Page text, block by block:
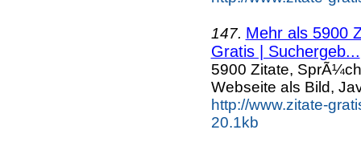
147. Mehr als 5900
Gratis | Suchergeb...
5900 Zitate,
Webseite als Bild,
http://www.zitate-
20.1kb